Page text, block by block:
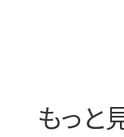
もっと